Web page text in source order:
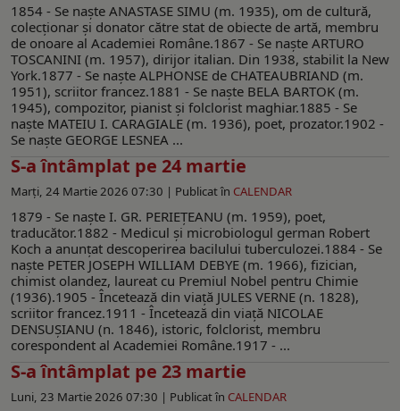
1854 - Se naşte ANASTASE SIMU (m. 1935), om de cultură,
colecţionar şi donator către stat de obiecte de artă, membru
de onoare al Academiei Române.1867 - Se naşte ARTURO
TOSCANINI (m. 1957), dirijor italian. Din 1938, stabilit la New
York.1877 - Se naşte ALPHONSE de CHATEAUBRIAND (m.
1951), scriitor francez.1881 - Se naşte BELA BARTOK (m.
1945), compozitor, pianist şi folclorist maghiar.1885 - Se
naşte MATEIU I. CARAGIALE (m. 1936), poet, prozator.1902 -
Se naşte GEORGE LESNEA ...
S-a întâmplat pe 24 martie
Marți, 24 Martie 2026 07:30 | Publicat în CALENDAR
1879 - Se naşte I. GR. PERIEŢEANU (m. 1959), poet,
traducător.1882 - Medicul şi microbiologul german Robert
Koch a anunţat descoperirea bacilului tuberculozei.1884 - Se
naşte PETER JOSEPH WILLIAM DEBYE (m. 1966), fizician,
chimist olandez, laureat cu Premiul Nobel pentru Chimie
(1936).1905 - Încetează din viaţă JULES VERNE (n. 1828),
scriitor francez.1911 - Încetează din viaţă NICOLAE
DENSUŞIANU (n. 1846), istoric, folclorist, membru
corespondent al Academiei Române.1917 - ...
S-a întâmplat pe 23 martie
Luni, 23 Martie 2026 07:30 | Publicat în CALENDAR